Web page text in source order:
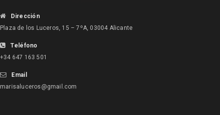
Dirección
Plaza de los Luceros, 15 – 7ºA, 03004 Alicante
Teléfono
+34 647 163 501
Email
marisaluceros@gmail.com